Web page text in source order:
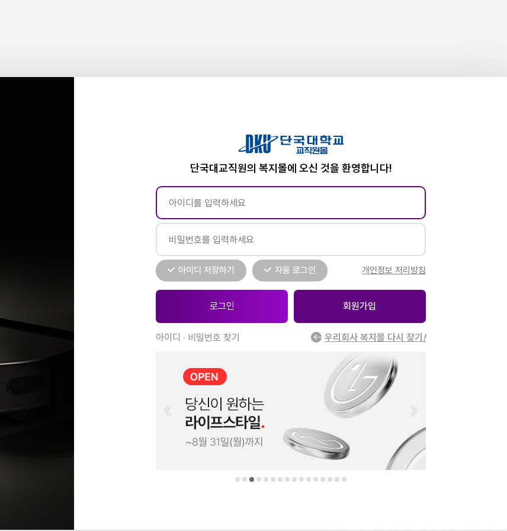
단국대교직원의 복지몰에 오신 것을 환영합니다!
아이디 저장하기 자동 로그인 개인정보 처리방침
회원가입
아이디 · 비밀번호 찾기 우리회사 복지몰 다시 찾기 !